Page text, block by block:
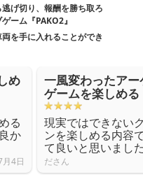
げ切り、報酬を勝ち取ろ
ーム『PAKO2』
を手に入れることができ
め
る
か
4日
一風変わったア
ゲームを楽しめる
現実ではできない
ンを楽しめる内容
て良いと思いまし
ださん